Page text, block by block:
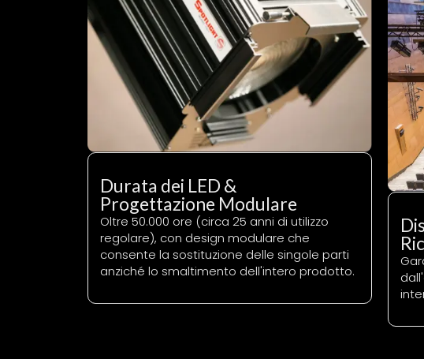
Durata dei LED &
Progettazione Modulare
Oltre 50.000 ore (circa 25 anni di utilizzo
regolare), con design modulare che
consente la sostituzione delle singole parti
anziché lo smaltimento dell'intero prodotto.